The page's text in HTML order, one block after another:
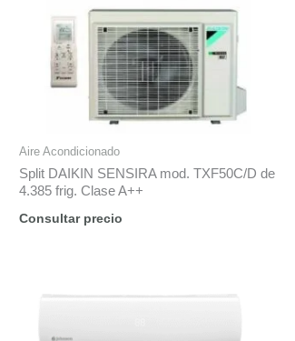
Aire Acondicionado
Split DAIKIN SENSIRA mod. TXF50C/D de
4.385 frig. Clase A++
Consultar precio